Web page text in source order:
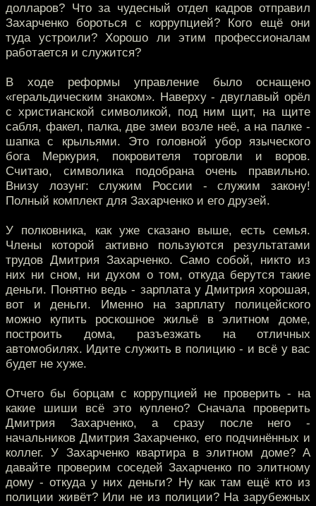
долларов? Что за чудесный отдел кадров отправил
Захарченко бороться с коррупцией? Кого ещё они
туда устроили? Хорошо ли этим профессионалам
работается и служится?
В ходе реформы управление было оснащено
«геральдическим знаком». Наверху - двуглавый орёл
с христианской символикой, под ним щит, на щите
сабля, факел, палка, две змеи возле неё, а на палке -
шапка с крыльями. Это головной убор языческого
бога Меркурия, покровителя торговли и воров.
Считаю, символика подобрана очень правильно.
Внизу лозунг: служим России - служим закону!
Полный комплект для Захарченко и его друзей.
У полковника, как уже сказано выше, есть семья.
Члены которой активно пользуются результатами
трудов Дмитрия Захарченко. Само собой, никто из
них ни сном, ни духом о том, откуда берутся такие
деньги. Понятно ведь - зарплата у Дмитрия хорошая,
вот и деньги. Именно на зарплату полицейского
можно купить роскошное жильё в элитном доме,
построить дома, разъезжать на отличных
автомобилях. Идите служить в полицию - и всё у вас
будет не хуже.
Отчего бы борцам с коррупцией не проверить - на
какие шиши всё это куплено? Сначала проверить
Дмитрия Захарченко, а сразу после него -
начальников Дмитрия Захарченко, его подчинённых и
коллег. У Захарченко квартира в элитном доме? А
давайте проверим соседей Захарченко по элитному
дому - откуда у них деньги? Ну как там ещё кто из
полиции живёт? Или не из полиции? На зарубежных